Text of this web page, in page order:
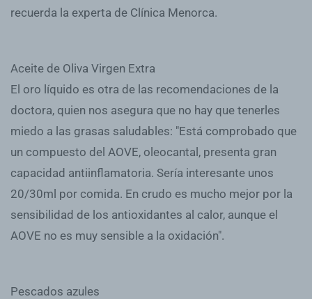
recuerda la experta de Clínica Menorca.
Aceite de Oliva Virgen Extra
El oro líquido es otra de las recomendaciones de la
doctora, quien nos asegura que no hay que tenerles
miedo a las grasas saludables: "Está comprobado que
un compuesto del AOVE, oleocantal, presenta gran
capacidad antiinflamatoria. Sería interesante unos
20/30ml por comida. En crudo es mucho mejor por la
sensibilidad de los antioxidantes al calor, aunque el
AOVE no es muy sensible a la oxidación".
Pescados azules